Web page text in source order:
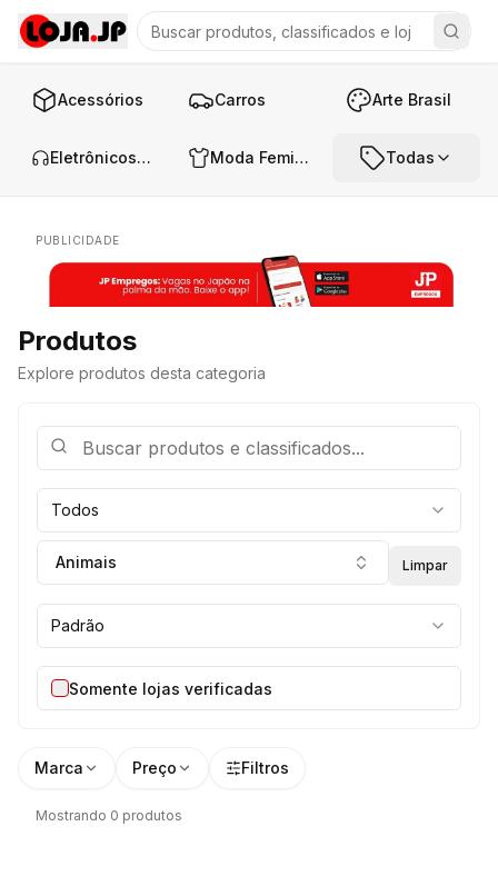
Acessórios Carros Arte Brasil
Eletrônicos e Áudio Moda Feminina Todas
PUBLICIDADE
Produtos
Explore produtos desta categoria
Todos
Animais Limpar
Padrão
Somente lojas verificadas
Marca Preço Filtros
Mostrando 0 produtos